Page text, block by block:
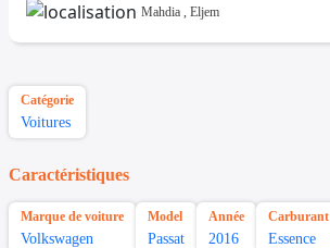
Mahdia , Eljem
Catégorie
Voitures
Caractéristiques
Marque de voiture
Volkswagen
Model
Passat
Année
2016
Carburant
Essence